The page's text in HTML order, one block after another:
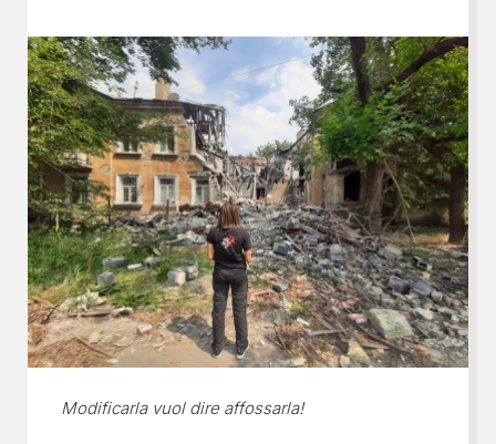
Modificarla vuol dire affossarla!